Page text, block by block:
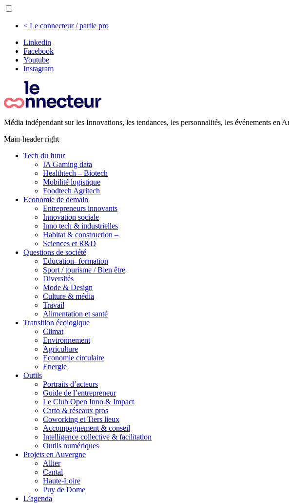
< Le connecteur / partie pro
Linkedin
Facebook
Youtube
Instagram
Média indépendant sur les Innovations, les tendances, les personnalités, les événements en
Main-header right
Tech du futur
IA Gaming data
Healthtech – Biotech
Mobilité logistique
Foodtech Agritech
Economie de demain
Entrepreneurs innovants
Innovation sociale
Inno tech & industrielles
Habitat & construction –
Sciences et R&D
Questions de société
Education- formation
Sport / tourisme / Bien être
Diversités
Mode & Design
Culture & média
Travail
Alimentation et santé
Transition écologique
Climat
Environnement
Agriculture
Economie circulaire
Energie
Outils
Portraits d’acteurs
Guide de l’entrepreneur
Le Club Open Inno & Impact
Carto & réseaux pros
Coworking et Tiers lieux
Accompagnement & conseil
Intelligence collective & facilitation
Outils numériques
Projets en Auvergne
Allier
Cantal
Haute-Loire
Puy de Dome
L’agenda